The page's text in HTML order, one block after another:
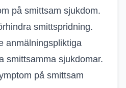
på smittsam sjukdom.
smittspridning.
anmälningspliktiga
smittsamma sjukdomar.
på smittsam